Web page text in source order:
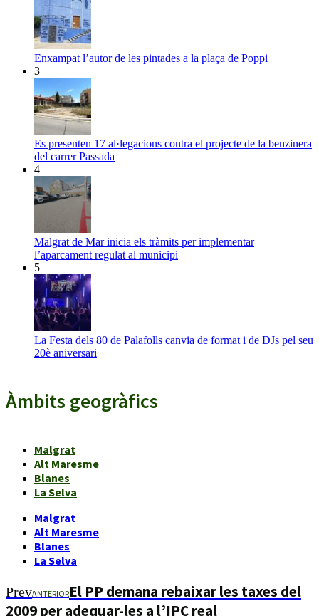
Enxampat l’autor de les pintades a la plaça de Poppi
3
Es presenten 17 al·legacions contra el projecte de la benzinera
del carrer Passada
4
Malgrat de Mar inicia els tràmits per implementar
l’aparcament regulat al municipi
5
La Festa dels 80 de Palafolls canvia de format i de DJs pel seu
20è aniversari
Àmbits geogràfics
Malgrat
Alt Maresme
Blanes
La Selva
Malgrat
Alt Maresme
Blanes
La Selva
PrevANTERIOREl PP demana rebaixar les taxes del
2009 per adequar-les a l’IPC real